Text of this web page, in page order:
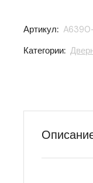
Артикул:
Категории: